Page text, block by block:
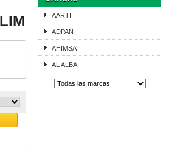
AARTI
ADPAN
AHIMSA
AL ALBA